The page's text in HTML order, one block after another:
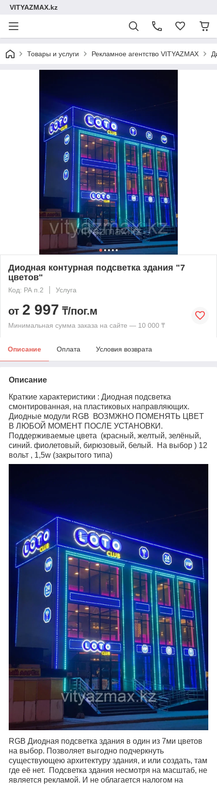
VITYAZMAX.kz
Товары и услуги Рекламное агентство VITYAZMAX
Диодная контурная подсветка здания "7
цветов"
Код: РА п.2 Услуга
от 2 997 ₸/пог.м
Минимальная сумма заказа на сайте — 10 000 ₸
Описание Оплата Условия возврата
Описание
Краткие характеристики : Диодная подсветка
смонтированная, на пластиковых направляющих.
Диодные модули RGB
ВОЗМЖНО ПОМЕНЯТЬ ЦВЕТ
В ЛЮБОЙ МОМЕНТ ПОСЛЕ УСТАНОВКИ.
Поддерживаемые цвета (красный, желтый, зелёный,
синий. фиолетовый, бирюзовый, белый. На выбор ) 12
вольт , 1,5w (закрытого типа)
RGB Диодная подсветка здания в один из 7ми цветов
на выбор. Позволяет выгодно подчеркнуть
существующею архитектуру здания, и или создать, там
где её нет. Подсветка здания несмотря на масштаб, не
является рекламой. И не облагается налогом на